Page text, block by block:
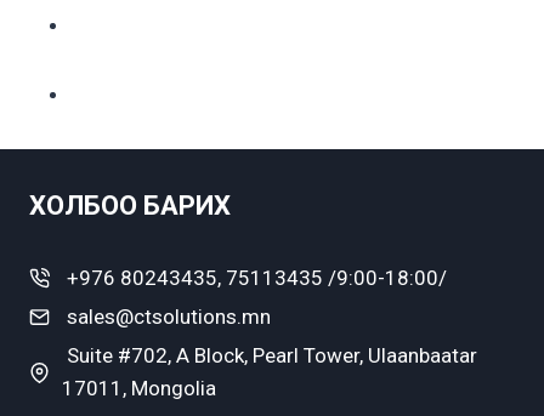
ХОЛБОО БАРИХ
+976 80243435, 75113435 /9:00-18:00/
sales@ctsolutions.mn
Suite #702, A Block, Pearl Tower, Ulaanbaatar
17011, Mongolia